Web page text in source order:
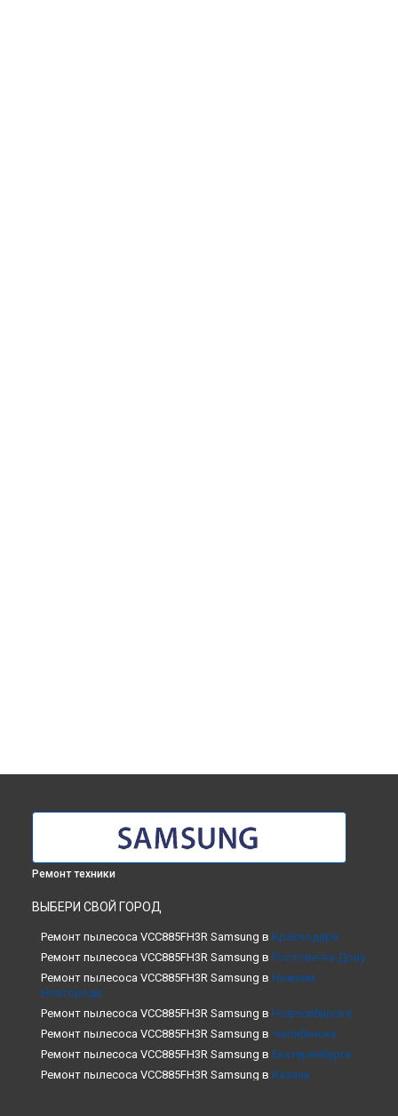
Ремонт техники
ВЫБЕРИ СВОЙ ГОРОД
Ремонт пылесоса VCC885FH3R Samsung в Краснодаре
Ремонт пылесоса VCC885FH3R Samsung в Ростове-на-Дону
Ремонт пылесоса VCC885FH3R Samsung в Нижнем
Новгороде
Ремонт пылесоса VCC885FH3R Samsung в Новосибирске
Ремонт пылесоса VCC885FH3R Samsung в Челябинске
Ремонт пылесоса VCC885FH3R Samsung в Екатеринбурге
Ремонт пылесоса VCC885FH3R Samsung в Казани